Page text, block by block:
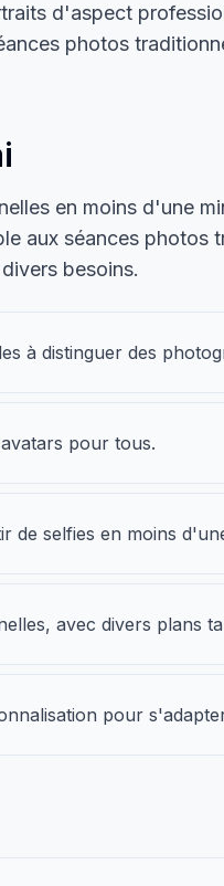
d'aspect
photos
en moins d'une
aux séances photos
besoins.
à distinguer des
pour tous.
de selfies en moins
avec divers plans
pour